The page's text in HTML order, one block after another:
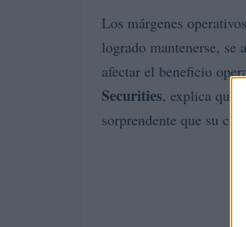
Los márgenes
logrado mantenerse,
afectar el beneficio
Securities, explica que
sorprendente que su